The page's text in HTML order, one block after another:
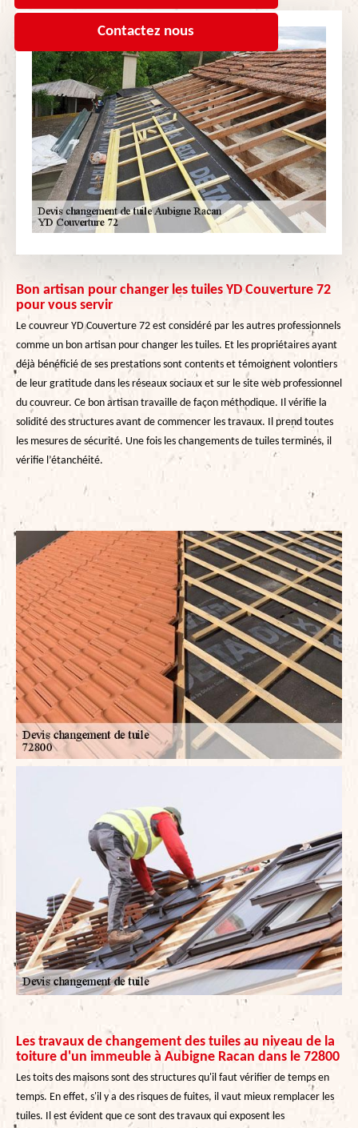
Contactez nous
Bon artisan pour changer les tuiles YD Couverture 72
pour vous servir
Le couvreur YD Couverture 72 est considéré par les autres professionnels
comme un bon artisan pour changer les tuiles. Et les propriétaires ayant
déjà bénéficié de ses prestations sont contents et témoignent volontiers
de leur gratitude dans les réseaux sociaux et sur le site web professionnel
du couvreur. Ce bon artisan travaille de façon méthodique. Il vérifie la
solidité des structures avant de commencer les travaux. Il prend toutes
les mesures de sécurité. Une fois les changements de tuiles terminés, il
vérifie l’étanchéité.
Les travaux de changement des tuiles au niveau de la
toiture d'un immeuble à Aubigne Racan dans le 72800
Les toits des maisons sont des structures qu'il faut vérifier de temps en
temps. En effet, s'il y a des risques de fuites, il vaut mieux remplacer les
tuiles. Il est évident que ce sont des travaux qui exposent les